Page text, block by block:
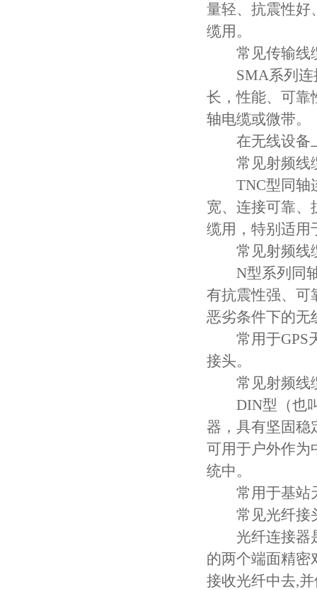
量轻、抗震性好
缆用。
常见传输线
SMA系列连接
长，性能、可靠
轴电缆或微带。
在无线设备上
常见射频线
TNC型同轴连
宽、连接可靠、
缆用，特别适用
常见射频线
N型系列同轴
有抗震性强、可
恶劣条件下的无
常用于GPS天
接头。
常见射频线
DIN型（也叫
器，具有坚固稳
可用于户外作为
统中。
常用于基站天
常见光纤接
光纤连接器是
的两个端面精密
接收光纤中去,